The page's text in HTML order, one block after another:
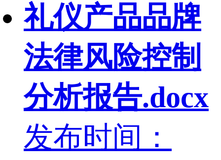
礼仪产品品牌
法律风险控制
分析报告.docx
发布时间：